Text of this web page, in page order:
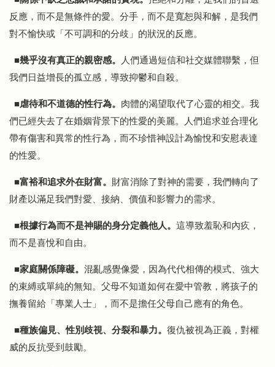
反應，而不是無條件的愛。分手，而不是寬恕與和解，是我們
對不愉快或「不可調和的分歧」的狀況的反應。
■幾乎沒有真正的親密感。
人們通過短信和社交媒體聯繫，但
我們日益增長的孤立感，導致抑鬱和自殺。
■虐待和不道德的性行為。 肉體的渴望取代了心靈的相交。我
們已經失去了在婚姻背景下的性愛的美麗。人們追求並合理化
帶有傷害和異常的性行為，而不珍惜神設計為愉悅和安慰表達
的性愛。
■富裕和追求外在財富。 財富消除了對神的需要，我們轉向了
財產以滿足我們對愛、接納、價值和影響力的需求。
■根據行為而不是神賜的身分定義他人。 這導致羞恥和內疚，
而不是喜悅和自由。
■家庭關係障礙。 混亂感覺像愛，因為代代相傳的模式、強大
的束縛或單純的無知。父母不知道如何在愛中管教，將孩子的
撫養留給「專業人士」，而不是擔任父母自己應有的角色。
■種族偏見、性別歧視、分裂和暴力。 復仇被視為正義，對權
威的反抗受到鼓勵。